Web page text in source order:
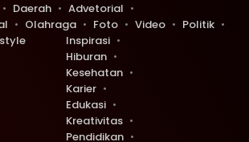
Daerah
Advetorial
Olahraga Foto Video
Politik
Inspirasi
Hiburan
Kesehatan
Karier
Edukasi
Kreativitas
Pendidikan